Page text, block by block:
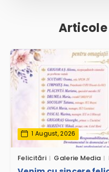
Articole
1 August, 2026
Felicitări Galerie Media